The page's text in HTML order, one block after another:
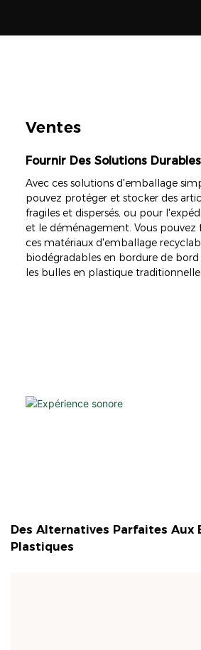
Ventes
Fournir Des Solutions
Avec ces solutions d'emballage
pouvez protéger et stocker des
fragiles et dispersés, ou pour
et le déménagement. Vous
ces matériaux d'emballage
biodégradables en bordure de
les bulles en plastique
Des Alternatives Parfaites Aux
Plastiques